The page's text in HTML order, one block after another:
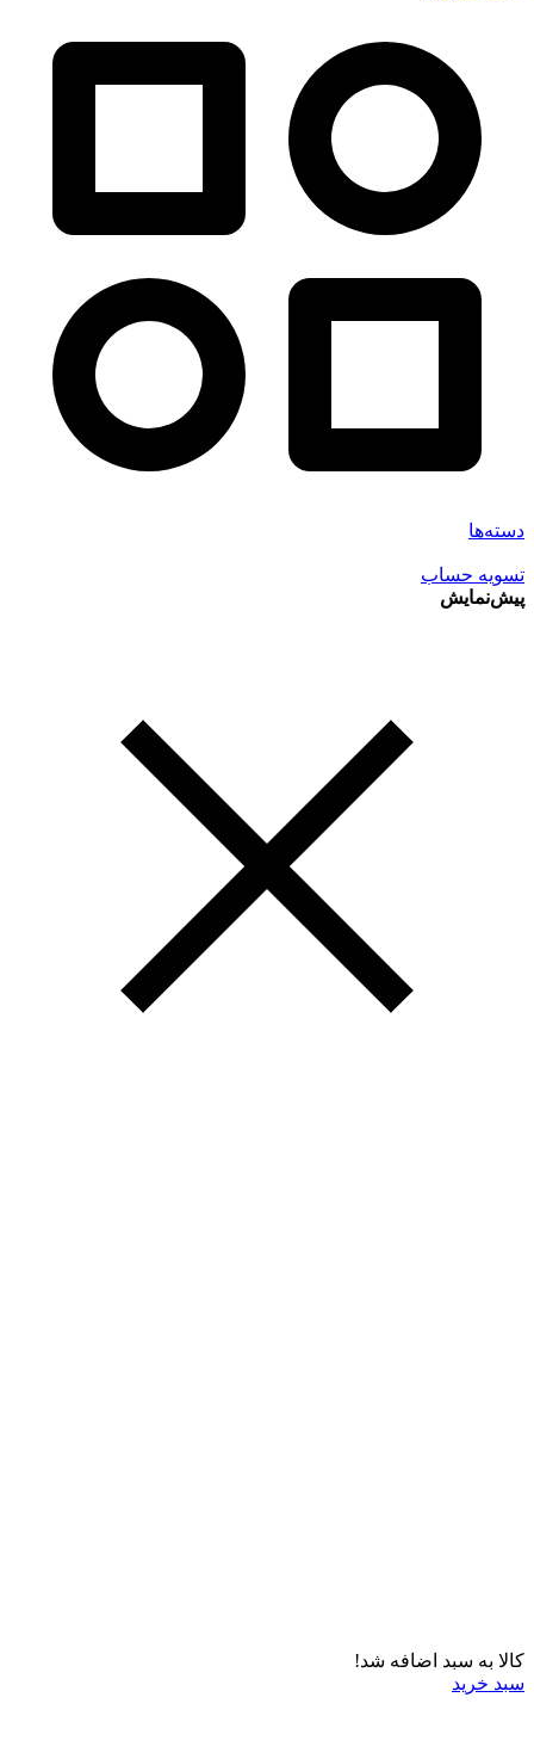
دسته‌ها
تسویه حساب
پیش‌نمایش
کالا به سبد اضافه شد!
سبد خرید